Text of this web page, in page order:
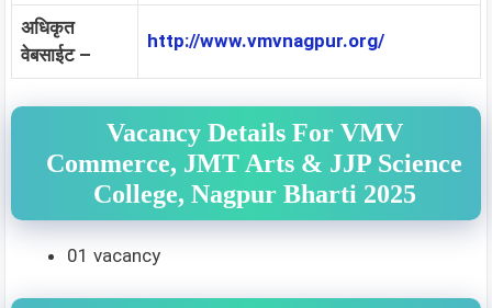
अधिकृत
वेबसाईट –
http://www.vmvnagpur.org/
Vacancy Details For VMV
Commerce, JMT Arts & JJP Science
College, Nagpur Bharti 2025
01 vacancy